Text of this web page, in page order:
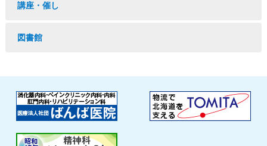
講座・催し
図書館